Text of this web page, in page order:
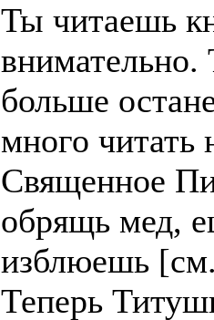
Ты читаешь
больше
много читать
Священное
обрящь мед,
изблюешь
Теперь